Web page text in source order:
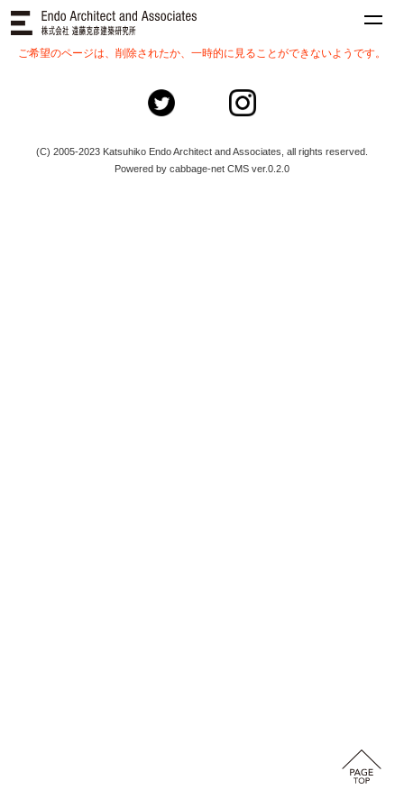
ご希望のページは、削除されたか、一時的に見ることができないようです。
(C) 2005-2023 Katsuhiko Endo Architect and Associates, all rights reserved.
Powered by cabbage-net CMS ver.0.2.0